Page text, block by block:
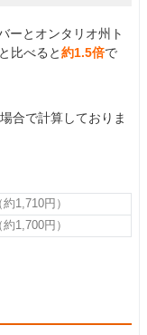
ーとオンタリオ州ト
比べると 約1.5倍で
合で計算しておりま
1,710円）
1,700円）